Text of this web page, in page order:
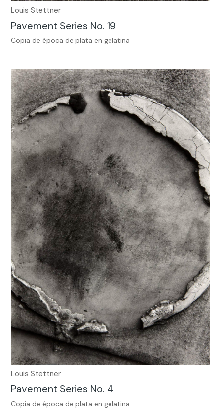
Louis Stettner
Pavement Series No. 19
Copia de época de plata en gelatina
Louis Stettner
Pavement Series No. 4
Copia de época de plata en gelatina